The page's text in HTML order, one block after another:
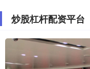
炒股杠杆配资平台